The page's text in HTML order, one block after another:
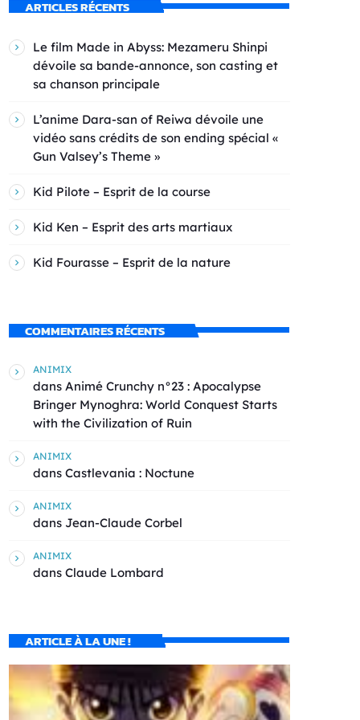
ARTICLES RÉCENTS
Le film Made in Abyss: Mezameru Shinpi
dévoile sa bande-annonce, son casting et
sa chanson principale
L’anime Dara-san of Reiwa dévoile une
vidéo sans crédits de son ending spécial «
Gun Valsey’s Theme »
Kid Pilote – Esprit de la course
Kid Ken – Esprit des arts martiaux
Kid Fourasse – Esprit de la nature
COMMENTAIRES RÉCENTS
ANIMIX
dans Animé Crunchy n°23 : Apocalypse
Bringer Mynoghra: World Conquest Starts
with the Civilization of Ruin
ANIMIX
dans Castlevania : Noctune
ANIMIX
dans Jean-Claude Corbel
ANIMIX
dans Claude Lombard
ARTICLE À LA UNE !